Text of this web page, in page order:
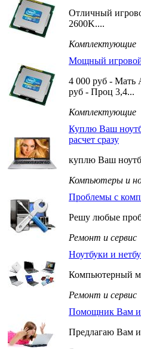
Отличный
2600K....
Комплектующие
Мощный
4 000 руб - Мать
руб - Проц 3,4...
Комплектующие
Куплю Ваш
расчет сразу
куплю Ваш
Компьютеры и
Проблемы с
Решу любые
Ремонт и сервис
Ноутбуки и
Компьютерный
Ремонт и сервис
Помощник Вам и
Предлагаю Вам